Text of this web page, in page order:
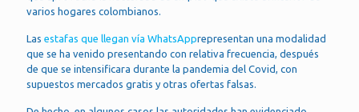
varios hogares colombianos.
Las estafas que llegan vía WhatsApprepresentan una modalidad
que se ha venido presentando con relativa frecuencia, después
de que se intensificara durante la pandemia del Covid, con
supuestos mercados gratis y otras ofertas falsas.